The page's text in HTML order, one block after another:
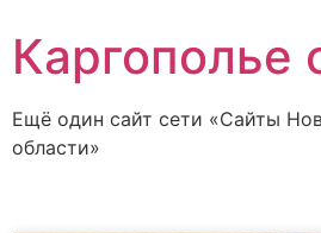
Каргополье
Ещё один сайт сети «Сайты
области»